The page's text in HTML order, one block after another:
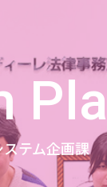
テム企画課